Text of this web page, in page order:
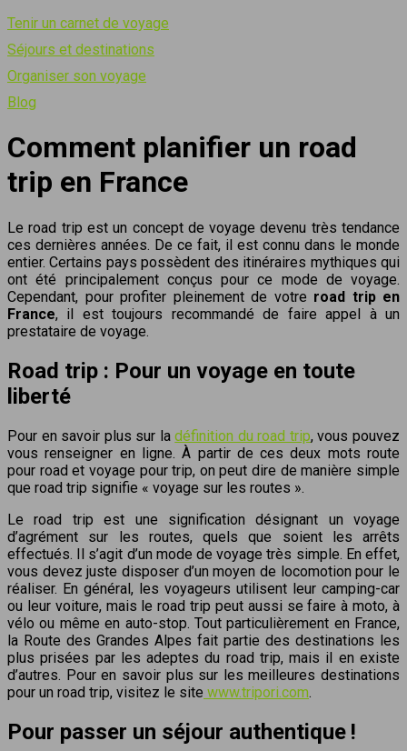
Tenir un carnet de voyage
Séjours et destinations
Organiser son voyage
Blog
Comment planifier un road
trip en France
Le road trip est un concept de voyage devenu très tendance
ces dernières années. De ce fait, il est connu dans le monde
entier. Certains pays possèdent des itinéraires mythiques qui
ont été principalement conçus pour ce mode de voyage.
Cependant, pour profiter pleinement de votre road trip en
France, il est toujours recommandé de faire appel à un
prestataire de voyage.
Road trip : Pour un voyage en toute
liberté
Pour en savoir plus sur ladéfinition du road trip, vous pouvez
vous renseigner en ligne. À partir de ces deux mots route
pour road et voyage pour trip, on peut dire de manière simple
que road trip signifie « voyage sur les routes ».
Le road trip est une signification désignant un voyage
d’agrément sur les routes, quels que soient les arrêts
effectués. Il s’agit d’un mode de voyage très simple. En effet,
vous devez juste disposer d’un moyen de locomotion pour le
réaliser. En général, les voyageurs utilisent leur camping-car
ou leur voiture, mais le road trip peut aussi se faire à moto, à
vélo ou même en auto-stop. Tout particulièrement en France,
la Route des Grandes Alpes fait partie des destinations les
plus prisées par les adeptes du road trip, mais il en existe
d’autres. Pour en savoir plus sur les meilleures destinations
pour un road trip, visitez le site www.tripori.com.
Pour passer un séjour authentique !